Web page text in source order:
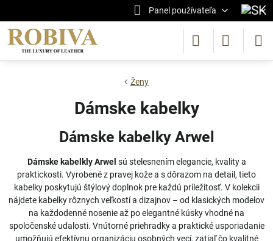
Panel používateľa
Ženy
Dámske kabelky
Dámske kabelky Arwel
Dámske kabelkly Arwel sú stelesnením elegancie, kvality a
praktickosti. Vyrobené z pravej kože a s dôrazom na detail, tieto
kabelky poskytujú štýlový doplnok pre každú príležitosť. V kolekcii
nájdete kabelky rôznych veľkostí a dizajnov – od klasických modelov
na každodenné nosenie až po elegantné kúsky vhodné na
spoločenské udalosti. Vnútorné priehradky a praktické usporiadanie
umožňujú efektívnu organizáciu osobných vecí, zatiaľ čo kvalitné